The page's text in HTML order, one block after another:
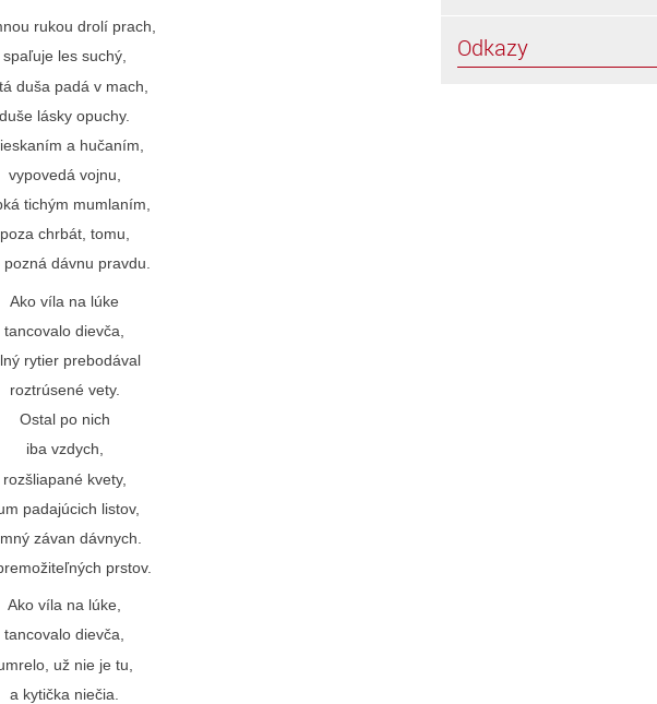
rukou drolí prach,
spaľuje les suchý,
duša padá v mach,
duše lásky opuchy.
a hučaním,
vypovedá vojnu,
tichým mumlaním,
poza chrbát, tomu,
pozná dávnu pravdu.
Ako víla na lúke
tancovalo dievča,
rytier prebodával
roztrúsené vety.
Ostal po nich
iba vzdych,
rozšliapané kvety,
padajúcich listov,
závan dávnych.
prstov.
Ako víla na lúke,
tancovalo dievča,
už nie je tu,
a kytička niečia.
Odkazy